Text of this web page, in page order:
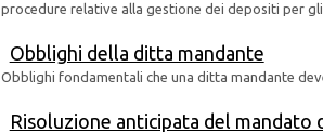
procedure relative alla gestione dei depositi per
Obblighi della ditta mandante
Obblighi fondamentali che una ditta mandante
Risoluzione anticipata del mandato